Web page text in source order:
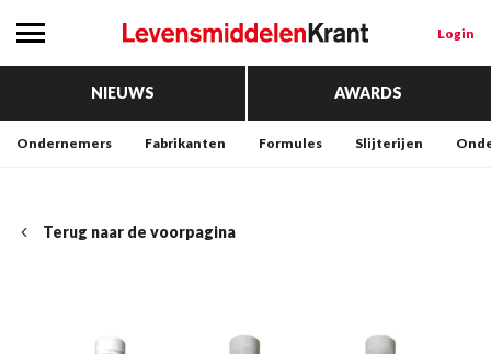
Login
NIEUWS AWARDS
Ondernemers Fabrikanten Formules Slijterijen
Terug naar de voorpagina